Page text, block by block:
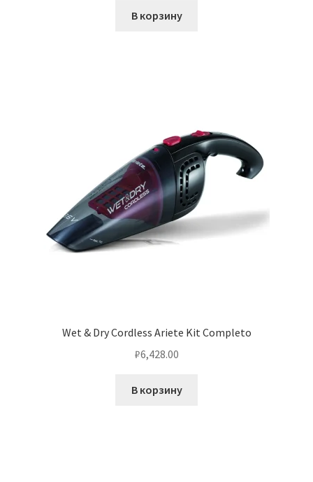
В корзину
Wet & Dry Cordless Ariete Kit Completo
₽6,428.00
В корзину